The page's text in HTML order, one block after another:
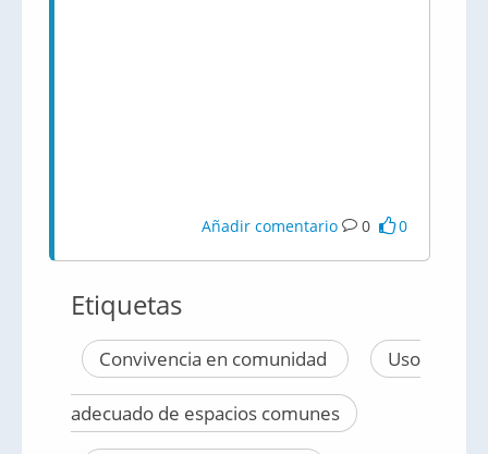
Añadir comentario 0 0
Etiquetas
Convivencia en comunidad Uso
adecuado de espacios comunes